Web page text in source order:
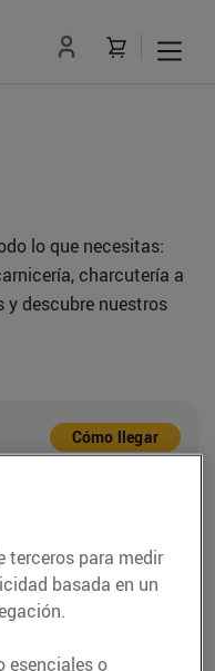
lo que necesitas:
charcutería a
y descubre nuestros
Cómo llegar
terceros para medir
basada en un
esenciales o